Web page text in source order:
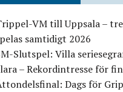
VM till Uppsala –
samtidigt 2026
Slutspel: Villa
– Rekordintresse för
Dags för